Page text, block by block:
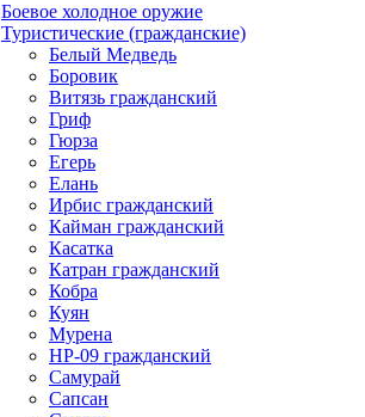
Боевое холодное оружие
Туристические (гражданские)
Белый Медведь
Боровик
Витязь гражданский
Гриф
Гюрза
Егерь
Елань
Ирбис гражданский
Кайман гражданский
Касатка
Катран гражданский
Кобра
Куян
Мурена
НР-09 гражданский
Самурай
Сапсан